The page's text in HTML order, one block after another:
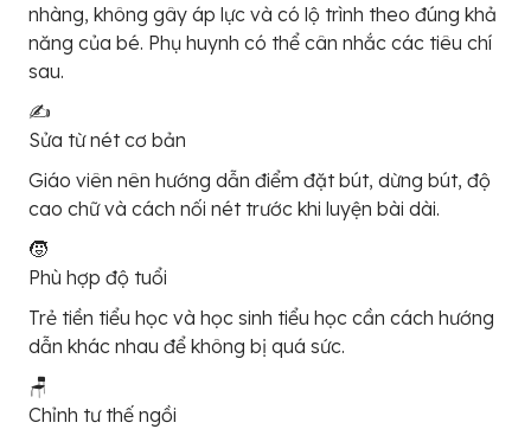
nhàng, không gây áp lực và có lộ trình theo đúng khả
năng của bé. Phụ huynh có thể cân nhắc các tiêu chí
sau.
✍️
Sửa từ nét cơ bản
Giáo viên nên hướng dẫn điểm đặt bút, dừng bút, độ
cao chữ và cách nối nét trước khi luyện bài dài.
🧒
Phù hợp độ tuổi
Trẻ tiền tiểu học và học sinh tiểu học cần cách hướng
dẫn khác nhau để không bị quá sức.
🪑
Chỉnh tư thế ngồi